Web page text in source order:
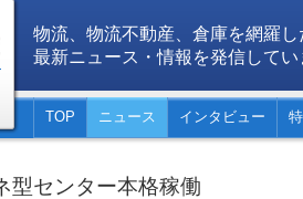
物流、物流不動産、倉庫を網羅し
最新ニュース・情報を発信してい
TOP ニュース インタビュー
センター本格稼働